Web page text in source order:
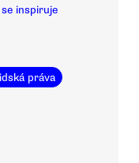
inspiruje
práva